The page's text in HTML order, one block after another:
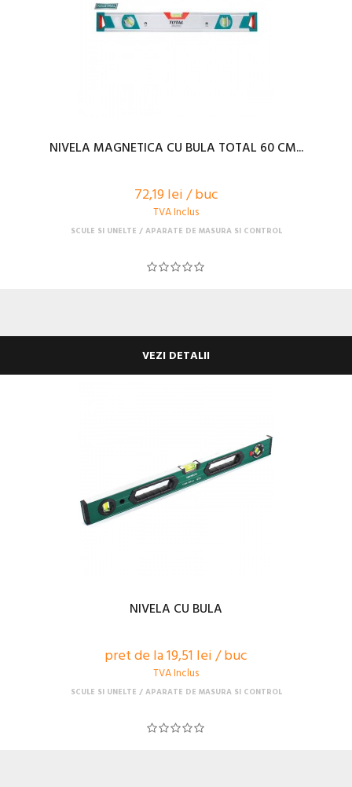
NIVELA MAGNETICA CU BULA TOTAL 60 CM...
72,19 lei / buc
TVA Inclus
SCULE SI UNELTE APARATE DE MASURA SI CONTROL
VEZI DETALII
NIVELA CU BULA
pret de la 19,51 lei / buc
TVA Inclus
SCULE SI UNELTE APARATE DE MASURA SI CONTROL